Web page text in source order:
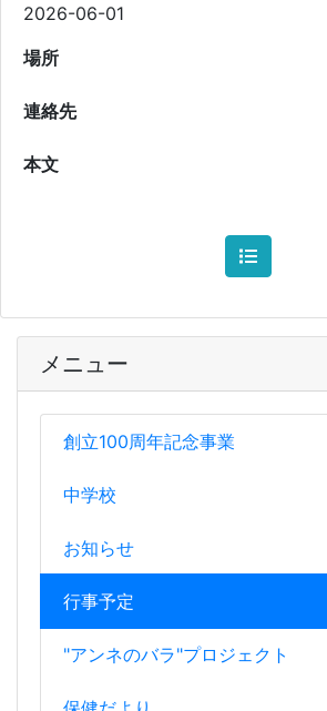
メニュー
創立100周年記念事業
中学校
お知らせ
行事予定
"アンネのバラ"プロジェクト
2026-06-01
場所
連絡先
本文